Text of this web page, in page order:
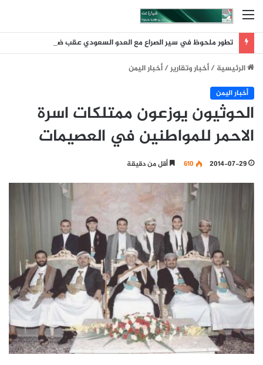
القائمة
الرئيسية/أخبار وتقارير/أخبار اليمن
أخبار اليمن
الحوثيون يوزعون ممتلكات اسرة
الاحمر للمواطنين في العصيمات
2014-07-29
610 أقل من دقيقة